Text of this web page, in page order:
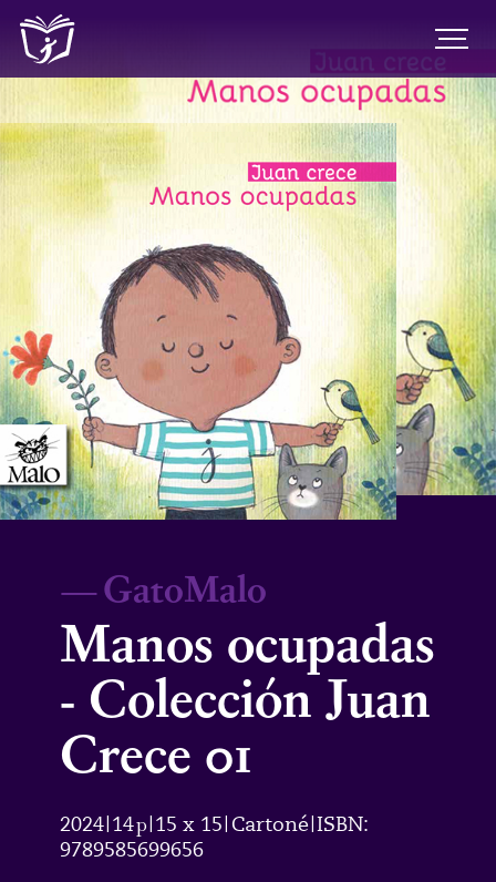
—GatoMalo
Manos ocupadas
- Colección Juan
Crece 01
2024 14p 15 x 15 Cartoné ISBN:
9789585699656